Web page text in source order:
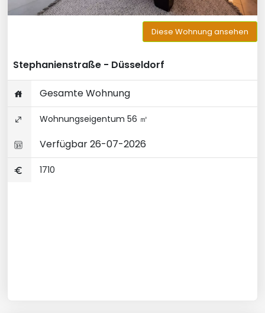
Diese Wohnung ansehen
Stephanienstraße - Düsseldorf
Gesamte Wohnung
Wohnungseigentum 56 ㎡
Verfügbar 26-07-2026
1710